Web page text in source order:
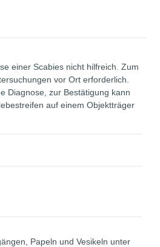
einer Scabies nicht hilfreich. Zum
vor Ort erforderlich.
Diagnose, zur Bestätigung kann
auf einem Objektträger
Papeln und Vesikeln unter